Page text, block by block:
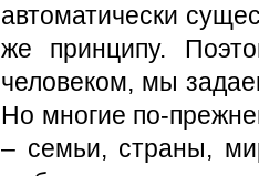
автоматически
же принципу.
человеком, мы
Но многие по-
– семьи, страны,